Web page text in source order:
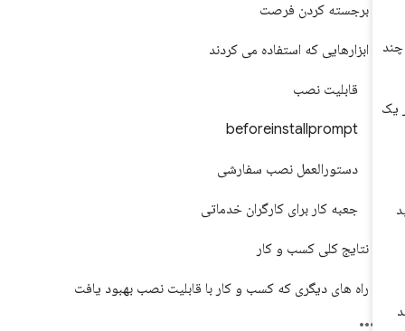
برجسته کردن فرصت
ابزارهایی که استفاده می کردند
قابلیت نصب
beforeinstallprompt
دستورالعمل نصب سفارشی
جعبه کار برای کارگران خدماتی
نتایج کلی کسب و کار
راه های دیگری که کسب و کار با قابلیت نصب بهبود یافت